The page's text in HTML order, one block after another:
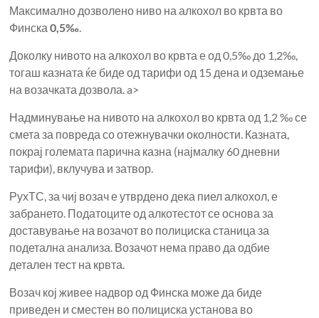
Максимално дозволено ниво на алкохол во крвта во
Финска0,5‰.
Доколку нивото на алкохол во крвта е од 0,5‰ до 1,2‰,
тогаш казната ќе биде од тарифи од 15 дена и одземање
на возачката дозвола. a>
Надминување на нивото на алкохол во крвта од 1,2 ‰ се
смета за повреда со отежнувачки околности. Казната,
покрај големата парична казна (најмалку 60 дневни
тарифи), вклучува и затвор.
РухТС, за чиј возач е утврдено дека пиел алкохол, е
забрането. Податоците од алкотестот се основа за
доставување на возачот во полициска станица за
подетална анализа. Возачот нема право да одбие
детален тест на крвта.
Возач кој живее надвор од Финска може да биде
приведен и сместен во полициска установа во